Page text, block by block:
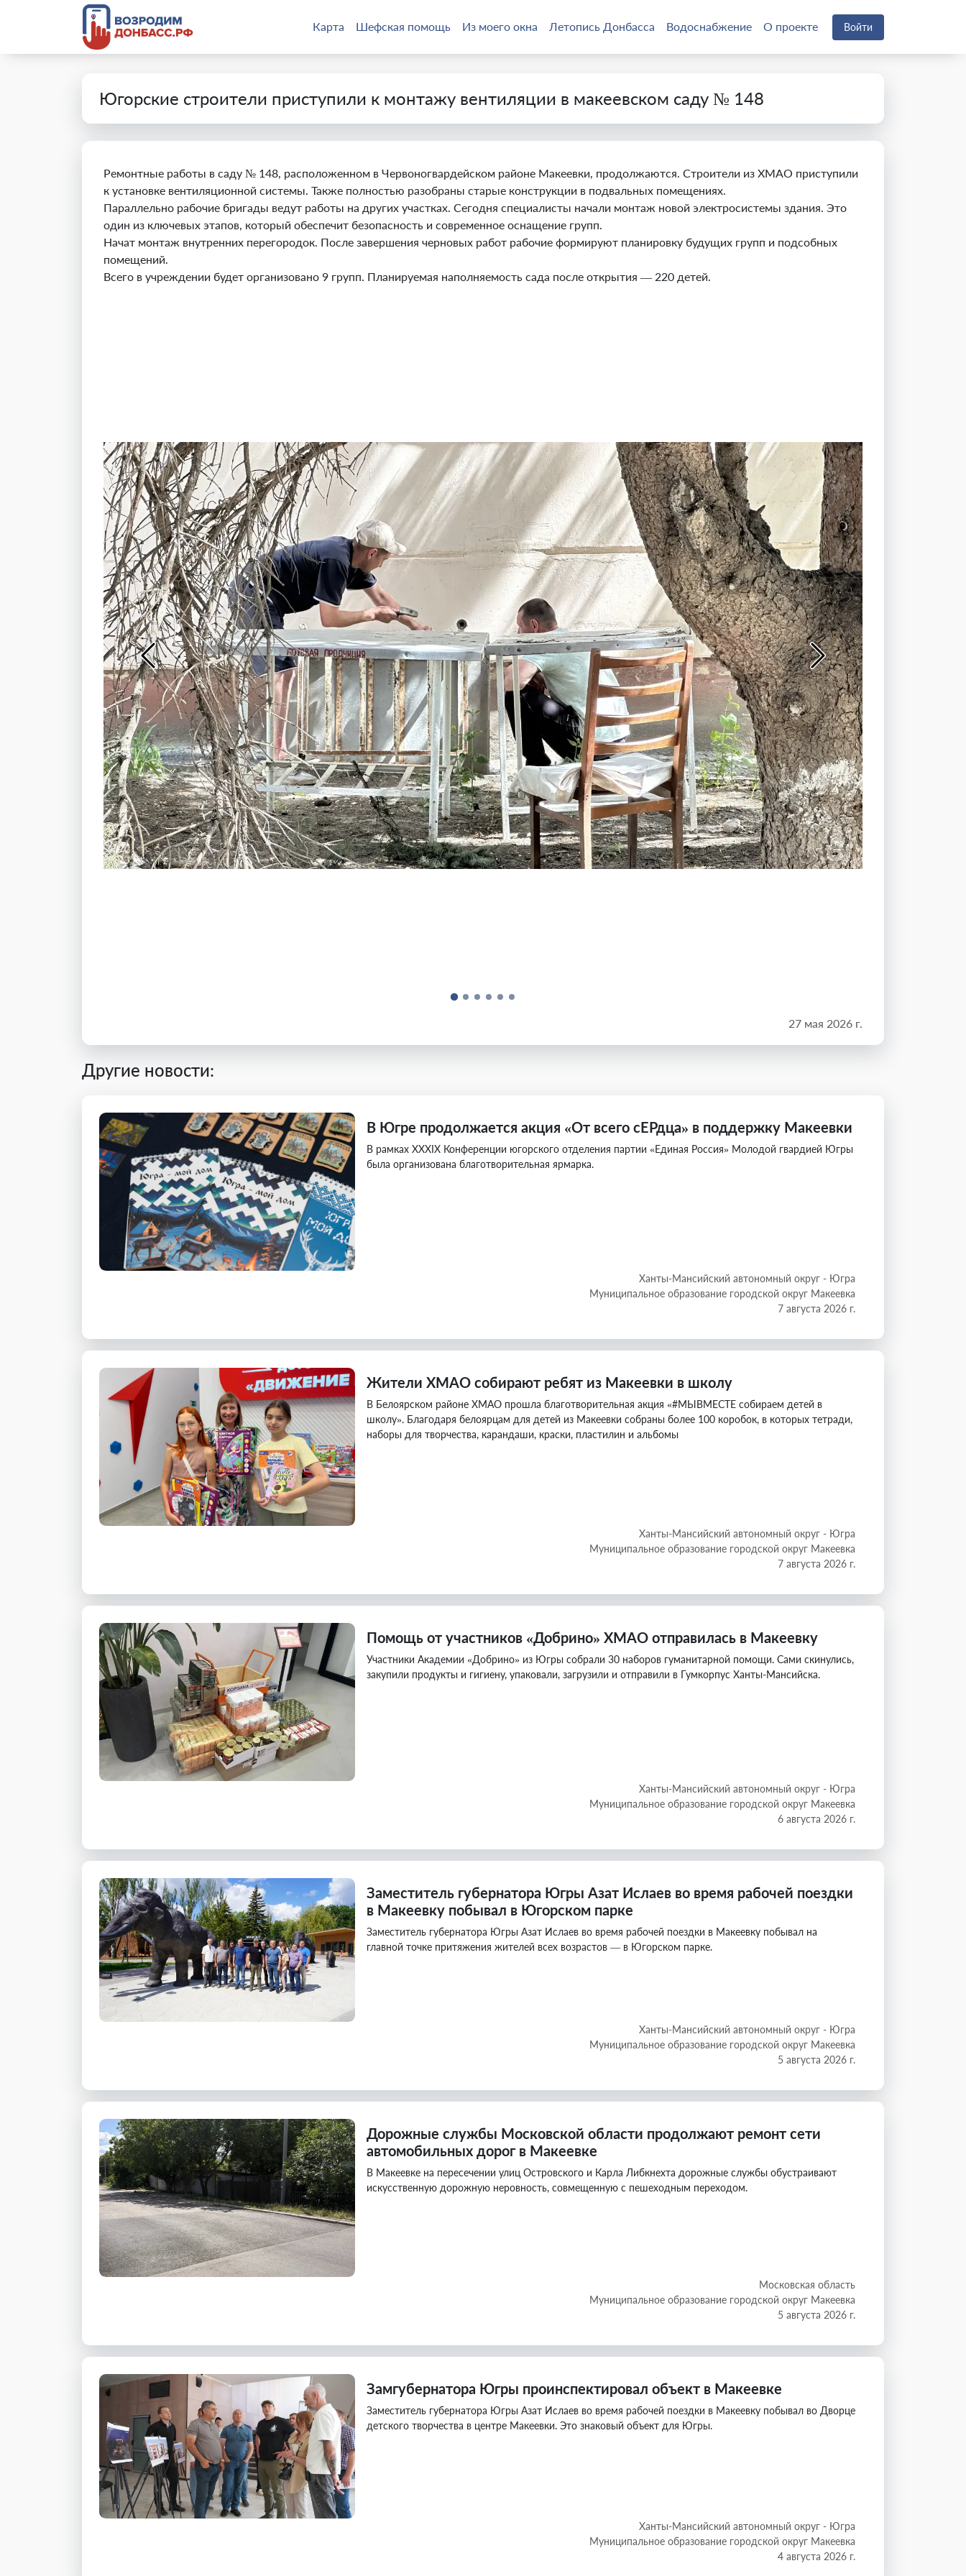
Карта Шефская помощь Из моего окна Летопись Донбасса Водоснабжение О проекте Войти
Югорские строители приступили к монтажу вентиляции в макеевском саду № 148
Ремонтные работы в саду № 148, расположенном в Червоногвардейском районе Макеевки, продолжаются. Строители из ХМАО приступили
к установке вентиляционной системы. Также полностью разобраны старые конструкции в подвальных помещениях.
Параллельно рабочие бригады ведут работы на других участках. Сегодня специалисты начали монтаж новой электросистемы здания. Это
один из ключевых этапов, который обеспечит безопасность и современное оснащение групп.
Начат монтаж внутренних перегородок. После завершения черновых работ рабочие формируют планировку будущих групп и подсобных
помещений.
Всего в учреждении будет организовано 9 групп. Планируемая наполняемость сада после открытия — 220 детей.
27 мая 2026 г.
Другие новости:
В Югре продолжается акция «От всего сЕРдца» в поддержку Макеевки
В рамках XXXIX Конференции югорского отделения партии «Единая Россия» Молодой гвардией Югры
была организована благотворительная ярмарка.
Ханты-Мансийский автономный округ - Югра
Муниципальное образование городской округ Макеевка
7 августа 2026 г.
Жители ХМАО собирают ребят из Макеевки в школу
В Белоярском районе ХМАО прошла благотворительная акция «#МЫВМЕСТЕ собираем детей в
школу». Благодаря белоярцам для детей из Макеевки собраны более 100 коробок, в которых тетради,
наборы для творчества, карандаши, краски, пластилин и альбомы
Ханты-Мансийский автономный округ - Югра
Муниципальное образование городской округ Макеевка
7 августа 2026 г.
Помощь от участников «Добрино» ХМАО отправилась в Макеевку
Участники Академии «Добрино» из Югры собрали 30 наборов гуманитарной помощи. Сами скинулись,
закупили продукты и гигиену, упаковали, загрузили и отправили в Гумкорпус Ханты-Мансийска.
Ханты-Мансийский автономный округ - Югра
Муниципальное образование городской округ Макеевка
6 августа 2026 г.
Заместитель губернатора Югры Азат Ислаев во время рабочей поездки
в Макеевку побывал в Югорском парке
Заместитель губернатора Югры Азат Ислаев во время рабочей поездки в Макеевку побывал на
главной точке притяжения жителей всех возрастов — в Югорском парке.
Ханты-Мансийский автономный округ - Югра
Муниципальное образование городской округ Макеевка
5 августа 2026 г.
Дорожные службы Московской области продолжают ремонт сети
автомобильных дорог в Макеевке
В Макеевке на пересечении улиц Островского и Карла Либкнехта дорожные службы обустраивают
искусственную дорожную неровность, совмещенную с пешеходным переходом.
Московская область
Муниципальное образование городской округ Макеевка
5 августа 2026 г.
Замгубернатора Югры проинспектировал объект в Макеевке
Заместитель губернатора Югры Азат Ислаев во время рабочей поездки в Макеевку побывал во Дворце
детского творчества в центре Макеевки. Это знаковый объект для Югры.
Ханты-Мансийский автономный округ - Югра
Муниципальное образование городской округ Макеевка
4 августа 2026 г.